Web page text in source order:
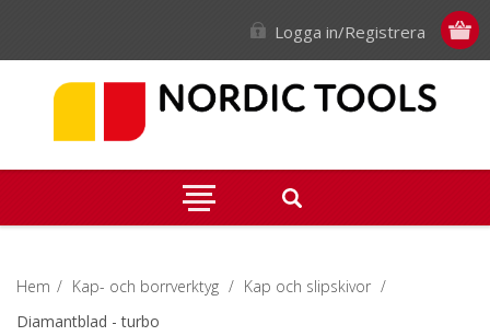
Logga in/Registrera
Hem / Kap- och borrverktyg / Kap och slipskivor /
Diamantblad - turbo